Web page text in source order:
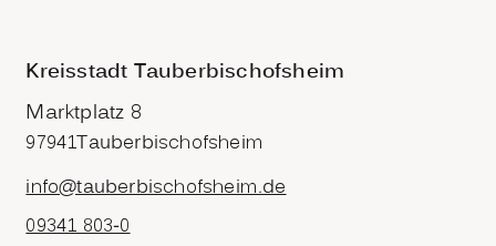
Kreisstadt Tauberbischofsheim
Marktplatz 8
97941Tauberbischofsheim
info@tauberbischofsheim.de
09341 803-0